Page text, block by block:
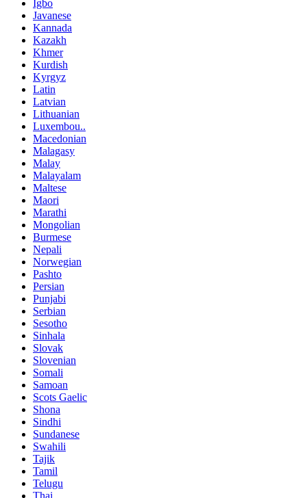
Igbo
Javanese
Kannada
Kazakh
Khmer
Kurdish
Kyrgyz
Latin
Latvian
Lithuanian
Luxembou..
Macedonian
Malagasy
Malay
Malayalam
Maltese
Maori
Marathi
Mongolian
Burmese
Nepali
Norwegian
Pashto
Persian
Punjabi
Serbian
Sesotho
Sinhala
Slovak
Slovenian
Somali
Samoan
Scots Gaelic
Shona
Sindhi
Sundanese
Swahili
Tajik
Tamil
Telugu
Thai